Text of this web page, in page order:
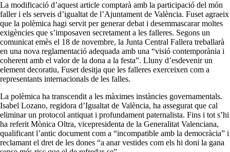
La modificació d’aquest article comptarà amb la participació del món
faller i els serveis d’igualtat de l’Ajuntament de València. Fuset agraeix
que la polèmica hagi servit per generar debat i desemmascarar moltes
exigències que s’imposaven secretament a les falleres. Segons un
comunicat emès el 18 de novembre, la Junta Central Fallera treballarà
en una nova reglamentació adequada amb una “visió contemporània i
coherent amb el valor de la dona a la festa”. Lluny d’esdevenir un
element decoratiu, Fuset desitja que les falleres exerceixen com a
representants internacionals de les falles.
La polèmica ha transcendit a les màximes instàncies governamentals.
Isabel Lozano, regidora d’Igualtat de València, ha assegurat que cal
eliminar un protocol antiquat i profundament paternalista. Fins i tot s’hi
ha referit Mònica Oltra, vicepresidenta de la Generalitat Valenciana,
qualificant l’antic document com a “incompatible amb la democràcia” i
reclamant el dret de les dones “a anar vestides com els hi doni la gana